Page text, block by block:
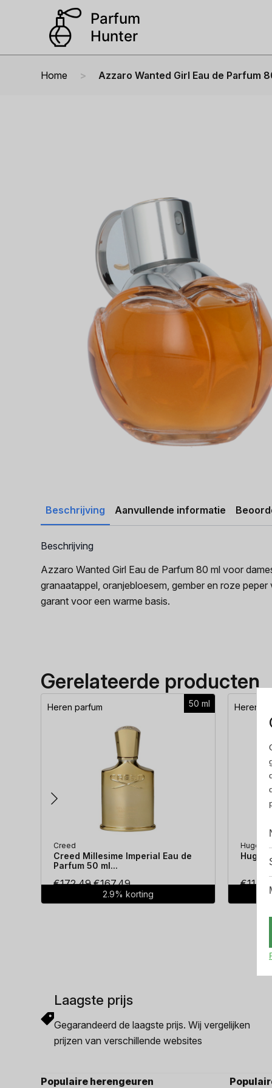
Home Azzaro Wanted Girl Eau de Parfum
Beschrijving Aanvullende informatie
Beschrijving
Azzaro Wanted Girl Eau de Parfum 80 ml voor
granaatappel, oranjebloesem, gember en roze
garant voor een warme basis.
Gerelateerde producten
50 ml
Heren parfum
Creed
Creed Millesime Imperial Eau de
Parfum 50 ml...
€172.49Oorspronkelijke
prijs
€167.49Huidige
prijs
2.9% korting
Heren
Hugo
Hugo
€114.38
Laagste prijs
Gegarandeerd de laagste prijs. Wij vergelijken
prijzen van verschillende websites
Populaire herengeuren